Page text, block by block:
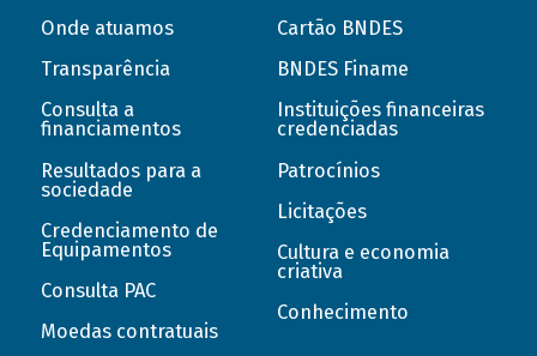
Onde atuamos
Transparência
Consulta a
financiamentos
Resultados para a
sociedade
Credenciamento de
Equipamentos
Consulta PAC
Moedas contratuais
Cartão BNDES
BNDES Finame
Instituições financeiras
credenciadas
Patrocínios
Licitações
Cultura e economia
criativa
Conhecimento